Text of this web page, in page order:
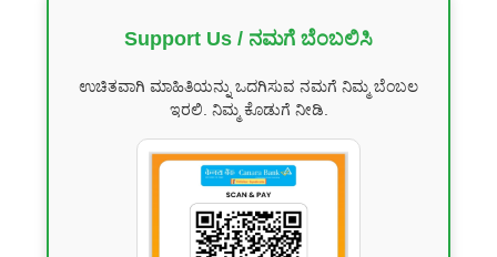
Support Us / ನಮಗೆ ಬೆಂಬಲಿಸಿ
ಉಚಿತವಾಗಿ ಮಾಹಿತಿಯನ್ನು ಒದಗಿಸುವ ನಮಗೆ ನಿಮ್ಮ ಬೆಂಬಲ
ಇರಲಿ. ನಿಮ್ಮ ಕೊಡುಗೆ ನೀಡಿ.